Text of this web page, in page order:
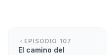
EPISODIO 107
El camino del